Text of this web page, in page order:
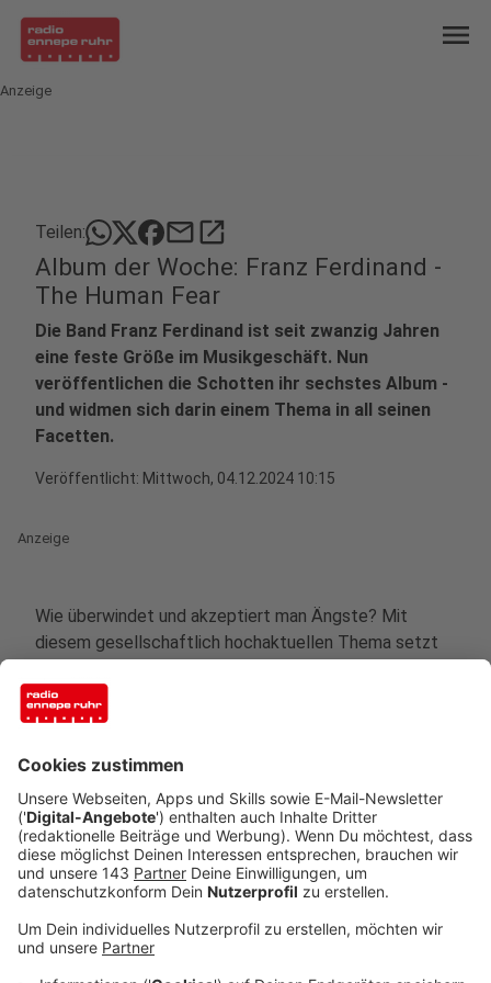
menu
Anzeige
Teilen: mailopen_in_new
Album der Woche: Franz Ferdinand -
The Human Fear
Die Band Franz Ferdinand ist seit zwanzig Jahren
eine feste Größe im Musikgeschäft. Nun
veröffentlichen die Schotten ihr sechstes Album -
und widmen sich darin einem Thema in all seinen
Facetten.
Veröffentlicht: Mittwoch, 04.12.2024 10:15
Anzeige
Wie überwindet und akzeptiert man Ängste? Mit
diesem gesellschaftlich hochaktuellen Thema setzt
neuen Album "The Human Fear" auseinander. Auf den
elf Songs ihres sechsten Studioalbums, das nun
Glasgow trotz des besonderen Themas musikalisch
treu: Melodische Hooks, prägnante Gitarrenriffs und
Elemente aus Indie-Rock, Post-Punk und Disco prägen
die neue Platte.
Anzeige